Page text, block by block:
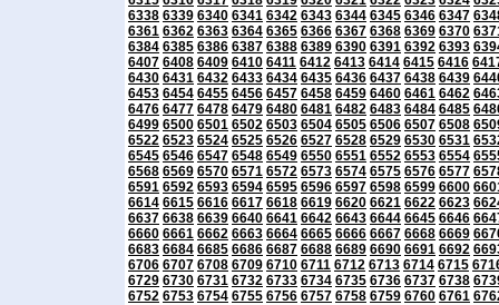
6338 6339 6340 6341 6342 6343 6344 6345 6346 6347
6361 6362 6363 6364 6365 6366 6367 6368 6369 6370
6384 6385 6386 6387 6388 6389 6390 6391 6392 6393
6407 6408 6409 6410 6411 6412 6413 6414 6415 6416
6430 6431 6432 6433 6434 6435 6436 6437 6438 6439
6453 6454 6455 6456 6457 6458 6459 6460 6461 6462
6476 6477 6478 6479 6480 6481 6482 6483 6484 6485
6499 6500 6501 6502 6503 6504 6505 6506 6507 6508
6522 6523 6524 6525 6526 6527 6528 6529 6530 6531
6545 6546 6547 6548 6549 6550 6551 6552 6553 6554
6568 6569 6570 6571 6572 6573 6574 6575 6576 6577
6591 6592 6593 6594 6595 6596 6597 6598 6599 6600
6614 6615 6616 6617 6618 6619 6620 6621 6622 6623
6637 6638 6639 6640 6641 6642 6643 6644 6645 6646
6660 6661 6662 6663 6664 6665 6666 6667 6668 6669
6683 6684 6685 6686 6687 6688 6689 6690 6691 6692
6706 6707 6708 6709 6710 6711 6712 6713 6714 6715
6729 6730 6731 6732 6733 6734 6735 6736 6737 6738
6752 6753 6754 6755 6756 6757 6758 6759 6760 6761